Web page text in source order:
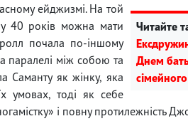
Читайте
Днем
ейджизмі. На той
40 років можна мати
почала по-іншому
паралелі між собою та
Саманту як жінку, яка
умовах, тоді як себе
і повну протилежність